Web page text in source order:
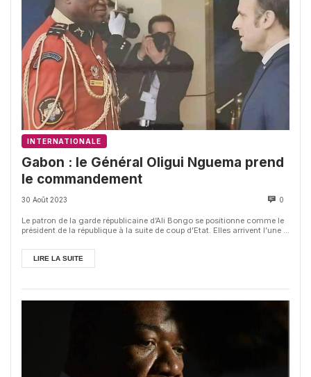
INTERNATIONALE
Gabon : le Général Oligui Nguema prend
le commandement
30 Août 2023 0
Le patron de la garde républicaine d’Ali Bongo se positionne comme le
président de la république à la suite de coup d’Etat. Elles arrivent l’une ...
LIRE LA SUITE